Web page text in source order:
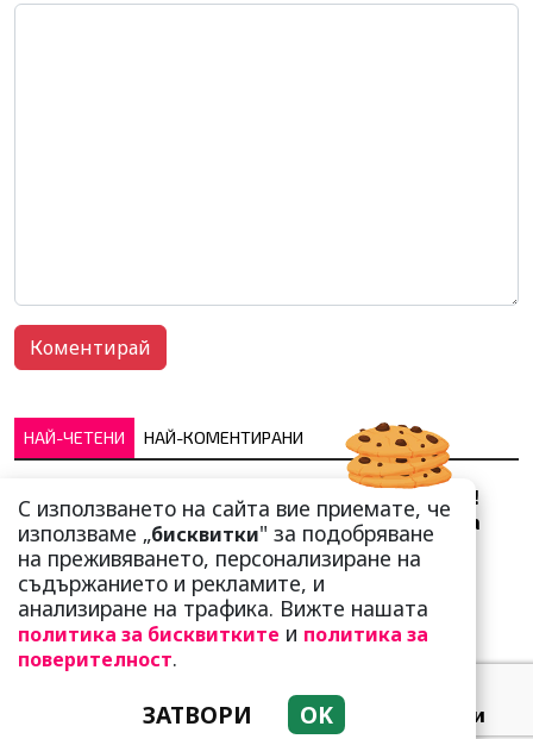
НАЙ-ЧЕТЕНИ НАЙ-КОМЕНТИРАНИ
Сърце юнашко не трае!
Ричи Тъпото си вдигна
стандарта: Замени
чалгарка...
Добре е да знаете! Тези
С използването на сайта вие приемате, че
използваме „бисквитки" за подобряване
на преживяването, персонализиране на
съдържанието и рекламите, и
анализиране на трафика. Вижте нашата
политика за бисквитките и политика за
поверителност.
ЗАТВОРИ OK